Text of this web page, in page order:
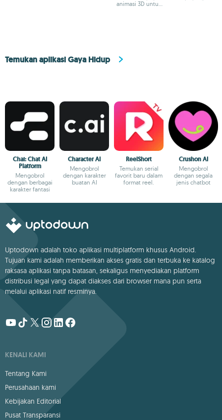
animasi 3D untuk
Temukan aplikasi Gaya Hidup
Chai: Chat AI
Platform
Mengobrol
dengan berbagai
karakter fantasi
Character AI
Mengobrol
dengan karakter
buatan AI
ReelShort
Temukan serial
favorit baru dalam
format reel.
Crushon AI
Mengobrol
dengan segala
jenis chatbot
Uptodown adalah toko aplikasi multiplatform khusus Android.
Tujuan kami adalah memberikan akses gratis dan terbuka ke katalog
raksasa aplikasi tanpa batasan, sekaligus menyediakan platform
distribusi legal yang dapat diakses dari browser mana pun serta
melalui aplikasi natif resminya.
KENALI KAMI
Tentang Kami
Perusahaan kami
Kebijakan Editorial
Pusat Transparansi